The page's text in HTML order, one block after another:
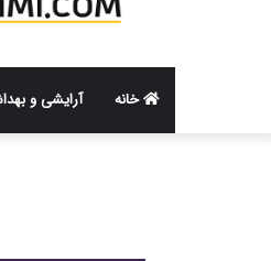
خانه آرایشی و